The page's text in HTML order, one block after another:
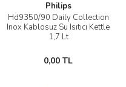
Philips
Hd9350/90 Daily Collection
Inox Kablosuz Su Isıtıcı Kettle
1,7 Lt
0,00 TL